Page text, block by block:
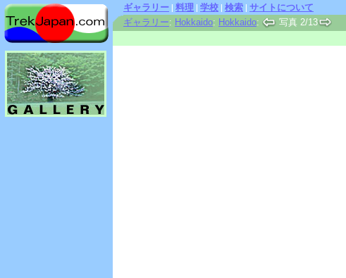
ギャラリー | 料理 | 学校 | 検索 | サイトについて
ギャラリー: Hokkaido: Hokkaido: 写真 2/13